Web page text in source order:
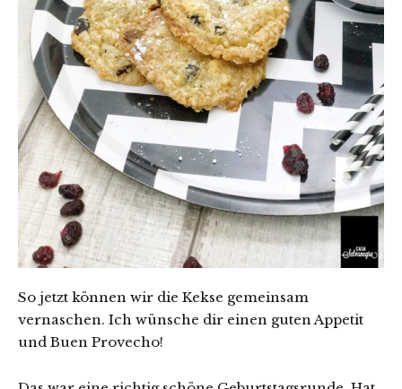
So jetzt können wir die Kekse gemeinsam
vernaschen. Ich wünsche dir einen guten Appetit
und Buen Provecho!